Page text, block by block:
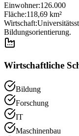
Einwohner:126.000
Fläche:118,69 km²
Wirtschaft:
Bildungsorientierung.
Wirtschaftliche
Bildung
Forschung
IT
Maschinenbau